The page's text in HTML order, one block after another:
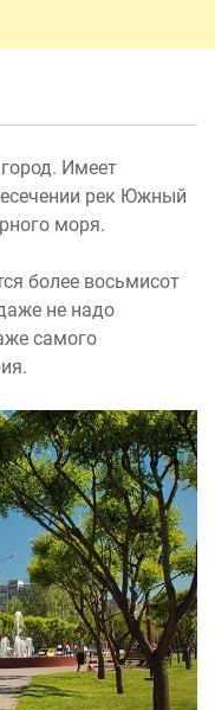
Имеет
рек Южный
моря.
более восьмисот
не надо
самого